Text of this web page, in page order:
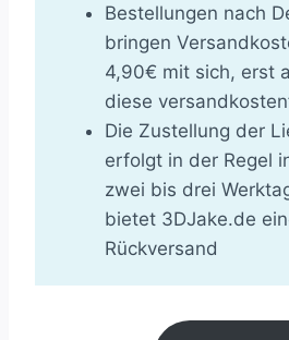
Bestellungen nach
bringen
4,90€ mit sich, erst
diese
Die Zustellung der
erfolgt in der Regel
zwei bis drei
bietet 3DJake.de
Rückversand